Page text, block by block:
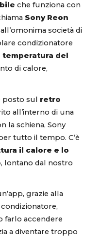
che funziona con
Sony Reon
società di
condizionatore
temperatura del
di calore,
posto sul retro
all’interno di una
la schiena, Sony
tutto il tempo. C’è
il calore e lo
, lontano dal nostro
grazie alla
farlo accendere
a diventare troppo